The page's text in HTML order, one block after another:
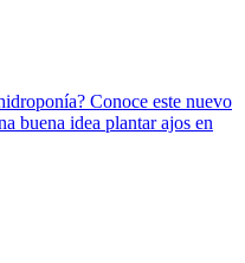
Conoce este nuevo
buena idea plantar ajos en